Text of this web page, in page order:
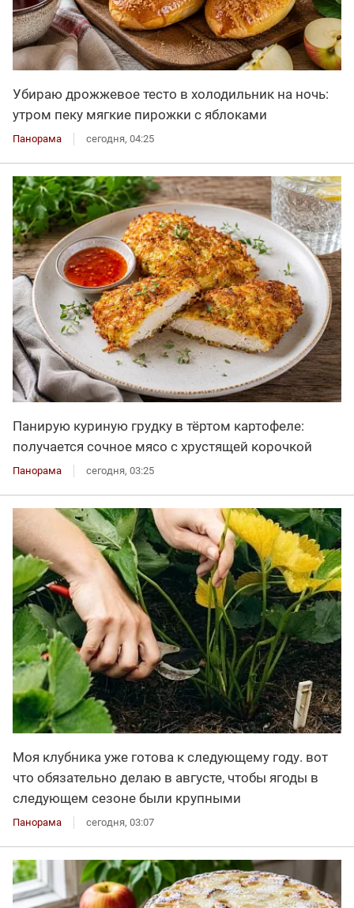
Убираю дрожжевое тесто в холодильник на ночь:
утром пеку мягкие пирожки с яблоками
Панорама сегодня, 04:25
Панирую куриную грудку в тёртом картофеле:
получается сочное мясо с хрустящей корочкой
Панорама сегодня, 03:25
Моя клубника уже готова к следующему году. вот
что обязательно делаю в августе, чтобы ягоды в
следующем сезоне были крупными
Панорама сегодня, 03:07